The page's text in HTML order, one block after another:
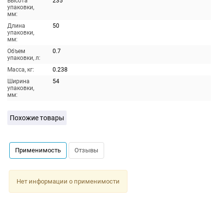
упаковки,
мм:
Длина
упаковки,
мм:
50
Объем
упаковки, л:
0.7
Масса, кг:
0.238
Ширина
упаковки,
мм:
54
Похожие товары
Применимость Отзывы
Нет информации о применимости